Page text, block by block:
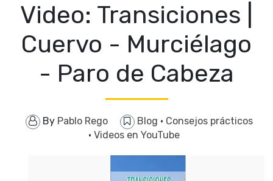
Video: Transiciones |
Cuervo - Murciélago
- Paro de Cabeza
By Pablo Rego Blog · Consejos prácticos
· Videos en YouTube